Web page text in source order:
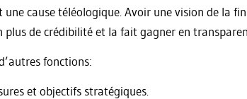
cause téléologique. Avoir une vision de la
de crédibilité et la fait gagner en
fonctions:
et objectifs stratégiques.